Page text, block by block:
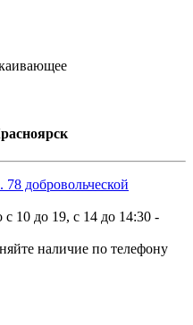
добровольческой
10 до 19, с 14 до 14:30 -
наличие по телефону